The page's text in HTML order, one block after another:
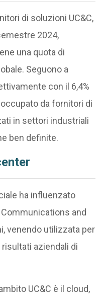
di soluzioni UC&C,
2024,
una quota di
Seguono a
con il 6,4%
da fornitori di
in settori industriali
ben definite.
ha influenzato
and
venendo utilizzata per
aziendali di
UC&C è il cloud,